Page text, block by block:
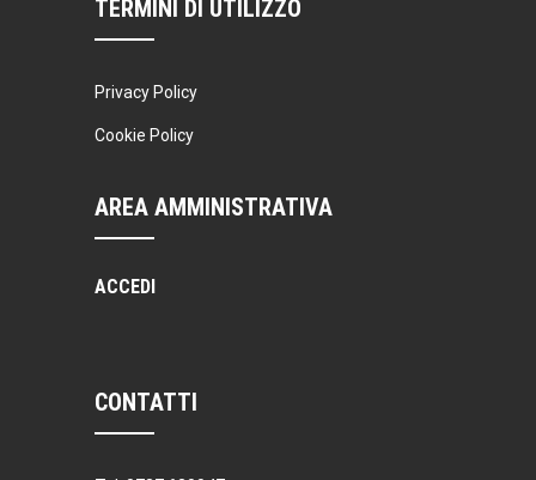
TERMINI DI UTILIZZO
Privacy Policy
Cookie Policy
AREA AMMINISTRATIVA
ACCEDI
CONTATTI